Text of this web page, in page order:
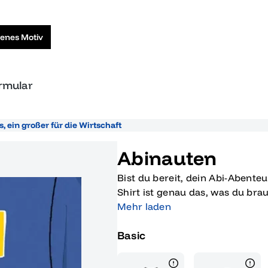
Motiv
ein großer für die Wirtschaft
Abinauten
Bist du bereit, dein Abi-
Shirt ist genau das, was du
deinem Leben gebührend zu
Kleidungsstück für alle, die ihre
wollen. Dieses Shirt ist nicht
Mehr laden
Basic